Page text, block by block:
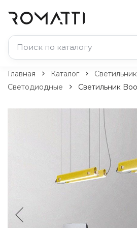
Каталог Romatti
Бра и настенные светильники
Настольные лампы
Уличное освещение
Комплектующие
Главная Каталог
Светодиодные
Светильник